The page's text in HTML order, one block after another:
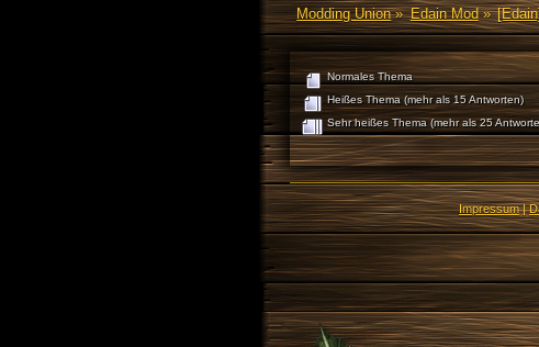
Modding Union» Edain Mod»
Normales Thema
Heißes Thema (mehr als 15 Antworten)
Sehr heißes Thema (mehr als 25
Impressum|